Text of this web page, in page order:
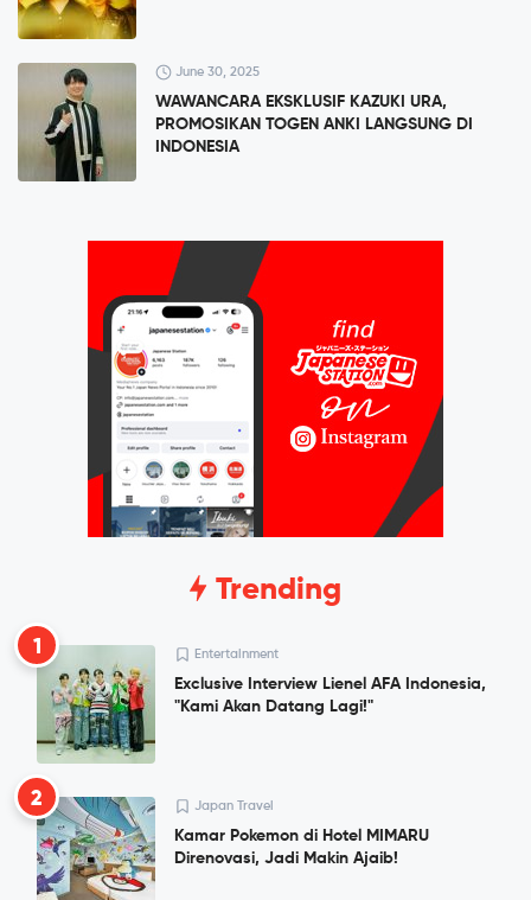
June 30, 2025
WAWANCARA EKSKLUSIF KAZUKI URA,
PROMOSIKAN TOGEN ANKI LANGSUNG DI
INDONESIA
Trending
1 Entertainment
Exclusive Interview Lienel AFA Indonesia,
"Kami Akan Datang Lagi!"
2 Japan Travel
Kamar Pokemon di Hotel MIMARU
Direnovasi, Jadi Makin Ajaib!